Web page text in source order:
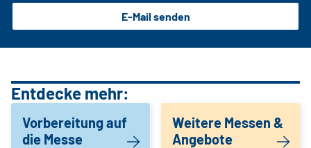
E-Mail senden
Entdecke mehr:
Vorbereitung auf
die Messe
Weitere Messen &
Angebote